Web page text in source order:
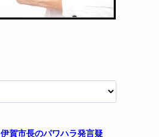
伊賀市長のパワハラ発言疑